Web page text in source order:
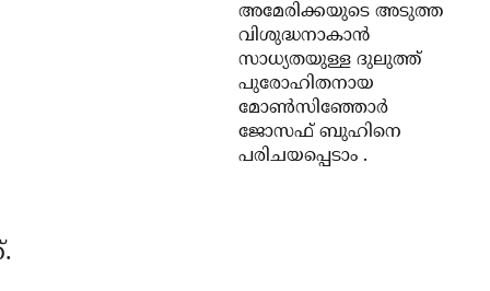
അമേരിക്കയുടെ അടുത്ത
വിശുദ്ധനാകാൻ
സാധ്യതയുള്ള ദുലുത്ത്
പുരോഹിതനായ
മോൺസിഞ്ഞോർ
ജോസഫ് ബുഹിനെ
പരിചയപ്പെടാം .